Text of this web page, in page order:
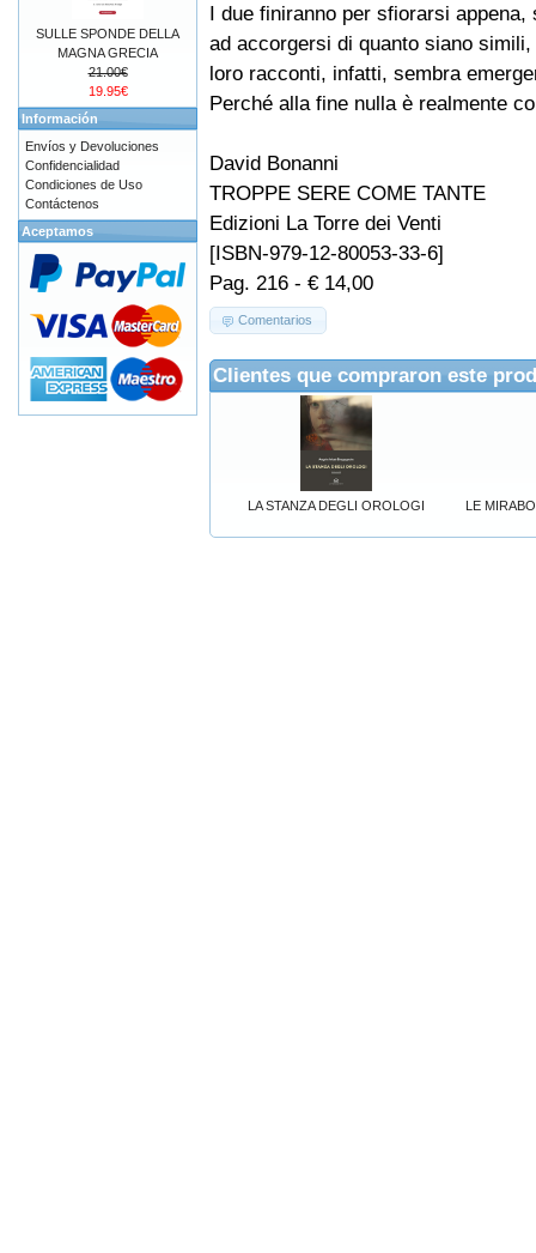
I due finiranno per sfiorarsi appena,
ad accorgersi di quanto siano
loro racconti, infatti, sembra
Perché alla fine nulla è realmente
David Bonanni
TROPPE SERE COME TANTE
Edizioni La Torre dei Venti
[ISBN-979-12-80053-33-6]
Pag. 216 - € 14,00
Comentarios
Clientes que compraron este
LA STANZA DEGLI OROLOGI LE
SULLE SPONDE DELLA
MAGNA GRECIA
21.00€
19.95€
Información
Envíos y Devoluciones
Confidencialidad
Condiciones de Uso
Contáctenos
Aceptamos